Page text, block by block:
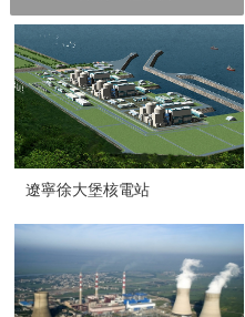
遼寧徐大堡核電站